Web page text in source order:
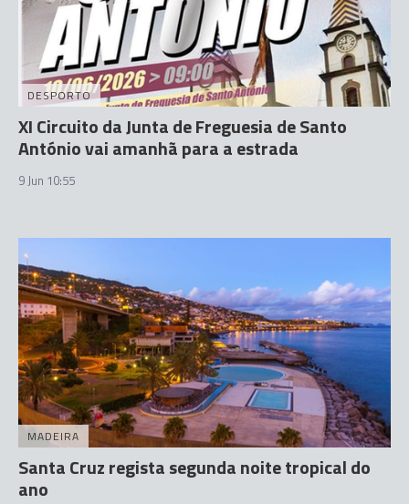
DESPORTO
XI Circuito da Junta de Freguesia de Santo
António vai amanhã para a estrada
9 Jun 10:55
MADEIRA
Santa Cruz regista segunda noite tropical do
ano